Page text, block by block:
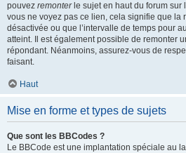
pouvez remonterle sujet en haut du forum sur
vous ne voyez pas ce lien, cela signifie que la
désactivée ou que l’intervalle de temps pour
atteint. Il est également possible de remonter
répondant. Néanmoins, assurez-vous de
faisant.
Haut
Mise en forme et types de sujets
Que sont les BBCodes ?
Le BBCode est une implantation spéciale au